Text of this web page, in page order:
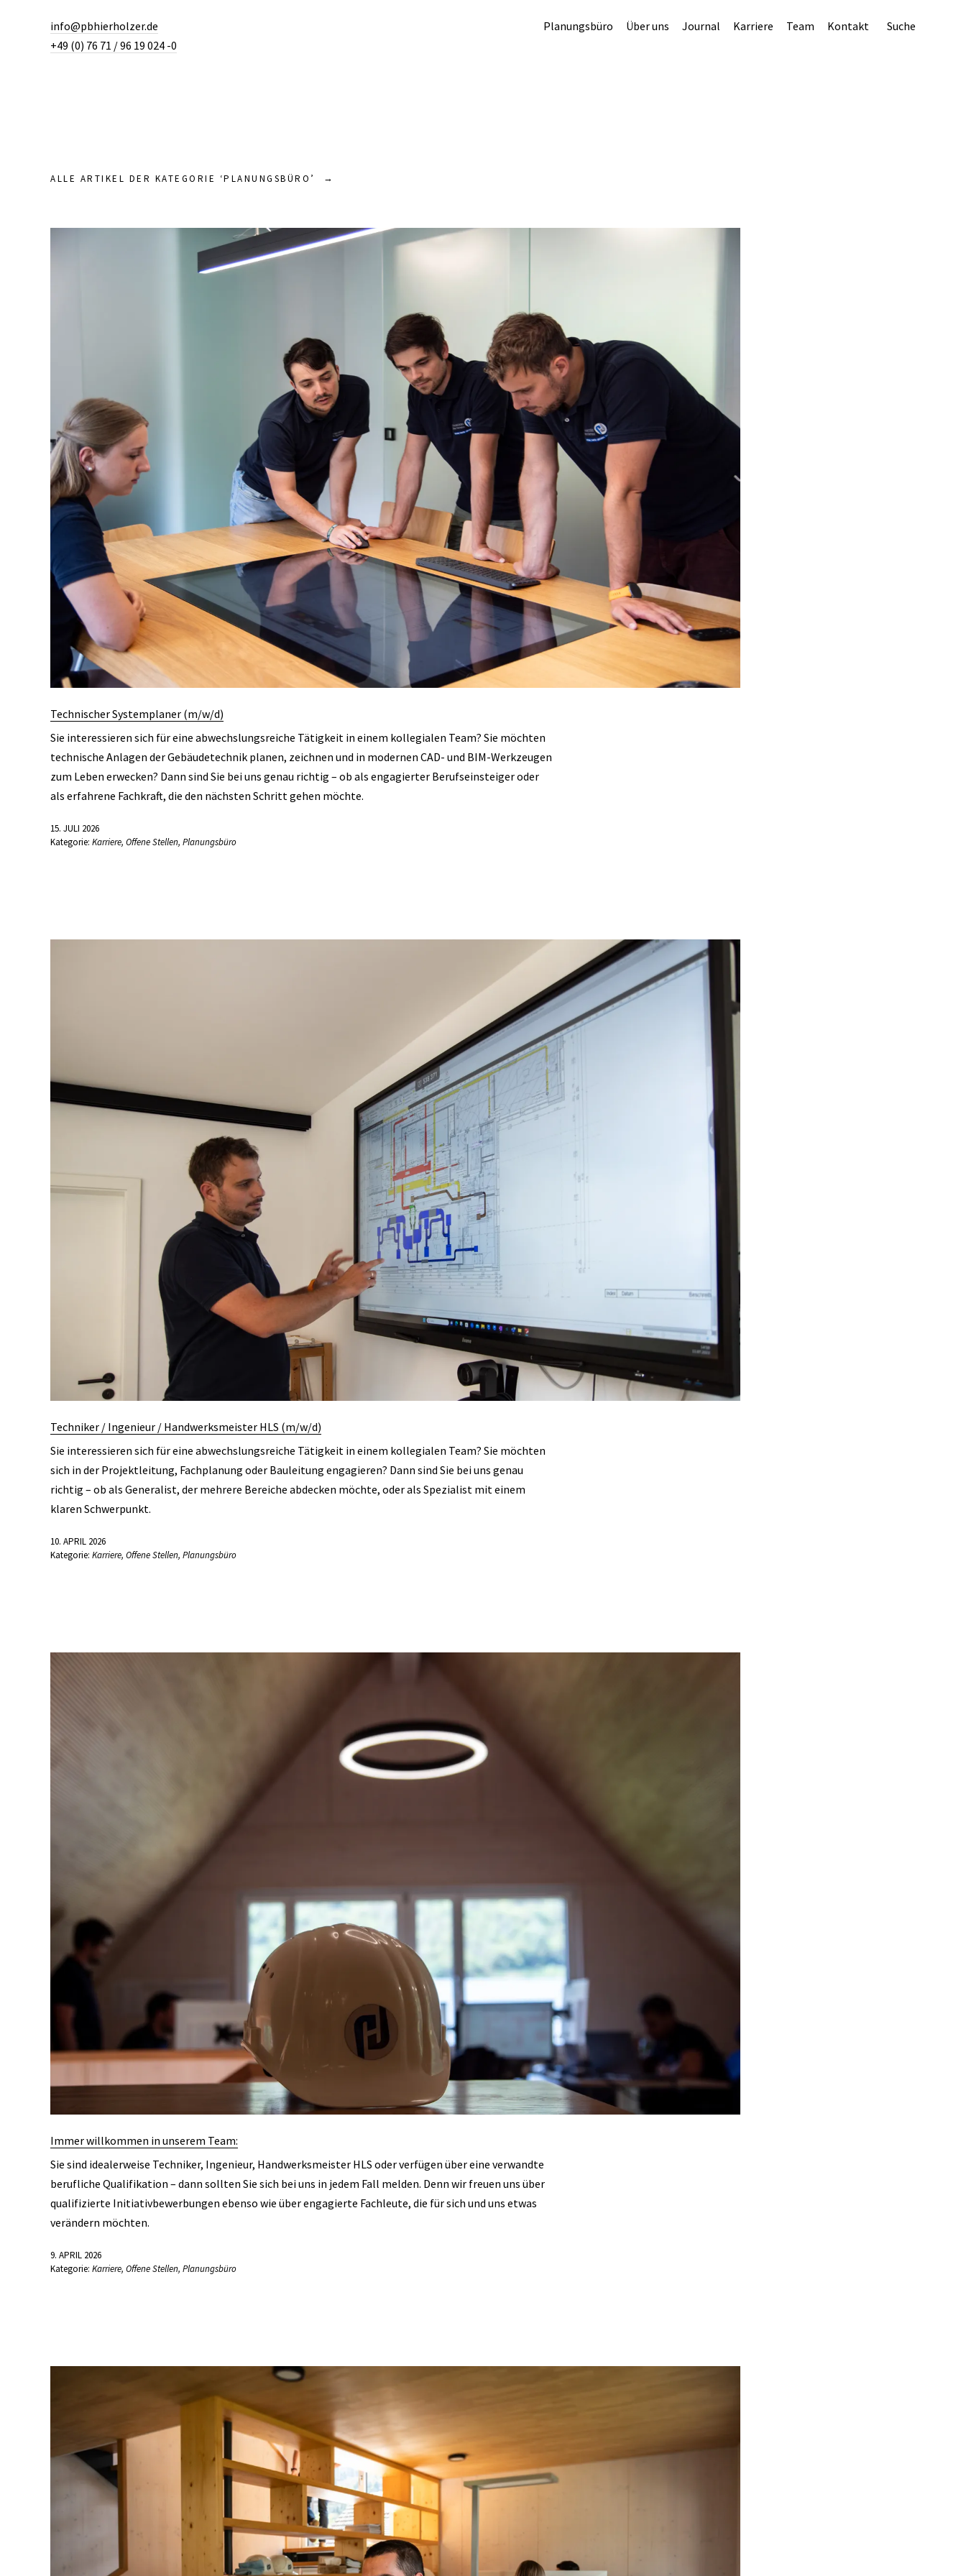
Planungsbüro Über uns Journal Karriere Team Kontakt Suche
info@pbhierholzer.de
+49 (0) 76 71 / 96 19 024 -0
ALLE ARTIKEL DER KATEGORIE ‘PLANUNGSBÜRO ’
Technischer Systemplaner (m/w/d)
Sie interessieren sich für eine abwechslungsreiche Tätigkeit in einem kollegialen Team? Sie möchten
technische Anlagen der Gebäudetechnik planen, zeichnen und in modernen CAD- und BIM-Werkzeugen
zum Leben erwecken? Dann sind Sie bei uns genau richtig – ob als engagierter Berufseinsteiger oder
als erfahrene Fachkraft, die den nächsten Schritt gehen möchte.
15. JULI 2026
Kategorie: Karriere, Offene Stellen, Planungsbüro
Techniker / Ingenieur / Handwerksmeister HLS (m/w/d)
Sie interessieren sich für eine abwechslungsreiche Tätigkeit in einem kollegialen Team? Sie möchten
sich in der Projektleitung, Fachplanung oder Bauleitung engagieren? Dann sind Sie bei uns genau
richtig – ob als Generalist, der mehrere Bereiche abdecken möchte, oder als Spezialist mit einem
klaren Schwerpunkt.
10. APRIL 2026
Kategorie: Karriere, Offene Stellen, Planungsbüro
Immer willkommen in unserem Team:
Sie sind idealerweise Techniker, Ingenieur, Handwerksmeister HLS oder verfügen über eine verwandte
berufliche Qualifikation – dann sollten Sie sich bei uns in jedem Fall melden. Denn wir freuen uns über
qualifizierte Initiativbewerbungen ebenso wie über engagierte Fachleute, die für sich und uns etwas
verändern möchten.
9. APRIL 2026
Kategorie: Karriere, Offene Stellen, Planungsbüro